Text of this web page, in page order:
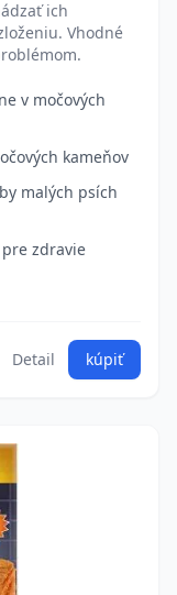
ich
Vhodné
v močových
kameňov
malých psích
zdravie
Detail kúpiť